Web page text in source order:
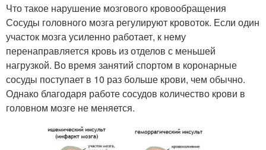
Что такое нарушение мозгового кровообращения
Сосуды головного мозга регулируют кровоток. Если один
участок мозга усиленно работает, к нему
перенаправляется кровь из отделов с меньшей
нагрузкой. Во время занятий спортом в коронарные
сосуды поступает в 10 раз больше крови, чем обычно.
Однако благодаря работе сосудов количество крови в
головном мозге не меняется.